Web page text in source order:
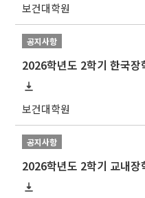
보건대학원
공지사항
보건대학원
공지사항
2026학년도 2학기 교내